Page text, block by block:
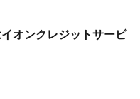
オンクレジットサービ